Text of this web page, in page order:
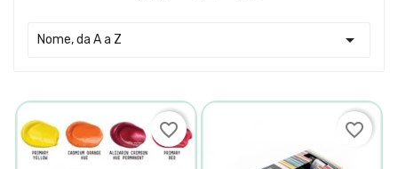
Nome, da A a Z 
favorite_border favorite_border